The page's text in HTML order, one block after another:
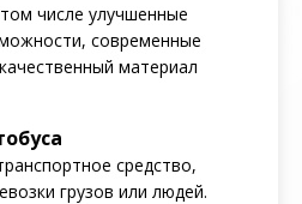
числе улучшенные
современные
материал
средство,
грузов или людей.